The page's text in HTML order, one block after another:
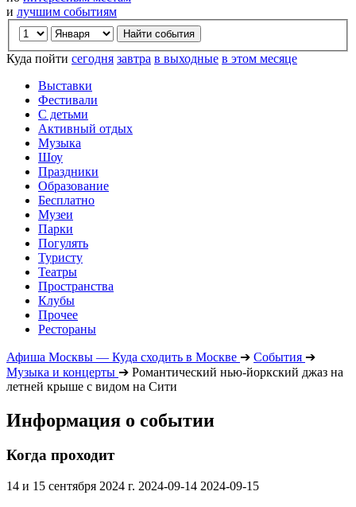
и лучшим событиям
Куда пойти сегодня завтра в выходные в этом месяце
Выставки
Фестивали
С детьми
Активный отдых
Музыка
Шоу
Праздники
Образование
Бесплатно
Музеи
Парки
Погулять
Туристу
Театры
Пространства
Клубы
Прочее
Рестораны
Афиша Москвы — Куда сходить в Москве ➔ События ➔
Музыка и концерты ➔ Романтический нью-йоркский джаз на
летней крыше с видом на Сити
Информация о событии
Когда проходит
14 и 15 сентября 2024 г. 2024-09-14 2024-09-15